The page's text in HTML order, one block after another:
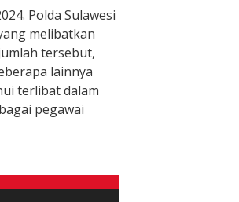
Polda Sulawesi
melibatkan
tersebut,
lainnya
terlibat dalam
pegawai